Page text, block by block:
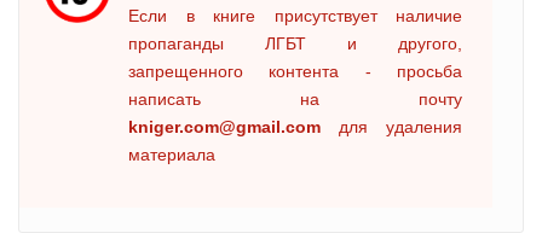
Если в книге присутствует наличие
пропаганды ЛГБТ и другого,
запрещенного контента - просьба
написать на почту
kniger.com@gmail.com для удаления
материала